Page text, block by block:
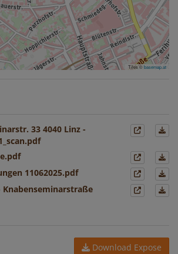
Tiles ©basemap.at
33 4040 Linz -
11062025.pdf
Knabenseminarstraße
Download Expose